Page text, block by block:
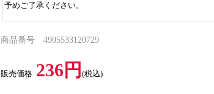
予めご了承ください。
商品番号 4905533120729
販売価格 236円(税込)